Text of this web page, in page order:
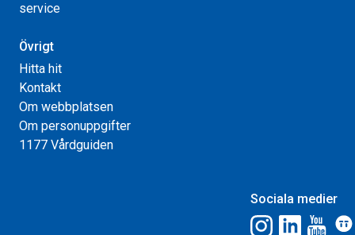
service
Övrigt
Hitta hit
Kontakt
Om webbplatsen
Om personuppgifter
1177 Vårdguiden
Sociala medier